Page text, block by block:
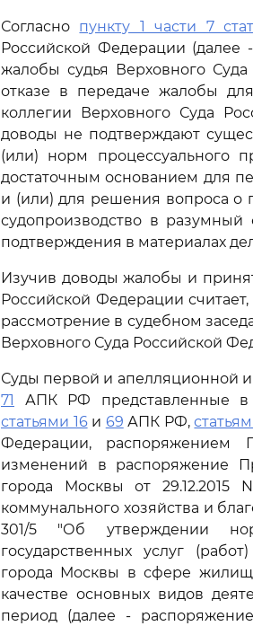
Согласно пункту 1 части 7
Российской Федерации (далее
жалобы судья Верховного
отказе в передаче жалобы
коллегии Верховного Суда
доводы не подтверждают
(или) норм процессуального
достаточным основанием для
и (или) для решения вопроса о
судопроизводство в
подтверждения в материалах
Изучив доводы жалобы и
Российской Федерации
рассмотрение в судебном
Верховного Суда Российской
Суды первой и апелляционной
71
АПК РФ представленные в
статьями 16и 69 АПК РФ,
Федерации, распоряжением
изменений в распоряжение
города Москвы от
коммунального хозяйства и
301/5 "Об утверждении
государственных услуг
города Москвы в сфере
качестве основных видов
период (далее -